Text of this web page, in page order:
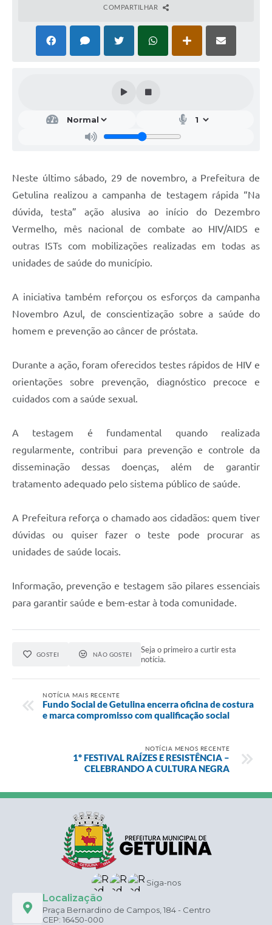
COMPARTILHAR
Neste último sábado, 29 de novembro, a Prefeitura de
Getulina realizou a campanha de testagem rápida “Na
dúvida, testa” ação alusiva ao início do Dezembro
Vermelho, mês nacional de combate ao HIV/AIDS e
outras ISTs com mobilizações realizadas em todas as
unidades de saúde do município.
A iniciativa também reforçou os esforços da campanha
Novembro Azul, de conscientização sobre a saúde do
homem e prevenção ao câncer de próstata.
Durante a ação, foram oferecidos testes rápidos de HIV e
orientações sobre prevenção, diagnóstico precoce e
cuidados com a saúde sexual.
A testagem é fundamental quando realizada
regularmente, contribui para prevenção e controle da
disseminação dessas doenças, além de garantir
tratamento adequado pelo sistema público de saúde.
A Prefeitura reforça o chamado aos cidadãos: quem tiver
dúvidas ou quiser fazer o teste pode procurar as
unidades de saúde locais.
Informação, prevenção e testagem são pilares essenciais
para garantir saúde e bem-estar à toda comunidade.
GOSTEI NÃO GOSTEI
Seja o primeiro a curtir esta
notícia.
NOTÍCIA MAIS RECENTE
Fundo Social de Getulina encerra oficina de costura
e marca compromisso com qualificação social
NOTÍCIA MENOS RECENTE
1º FESTIVAL RAÍZES E RESISTÊNCIA –
CELEBRANDO A CULTURA NEGRA
Siga-nos
Localização
Praça Bernardino de Campos, 184 - Centro
CEP: 16450-000